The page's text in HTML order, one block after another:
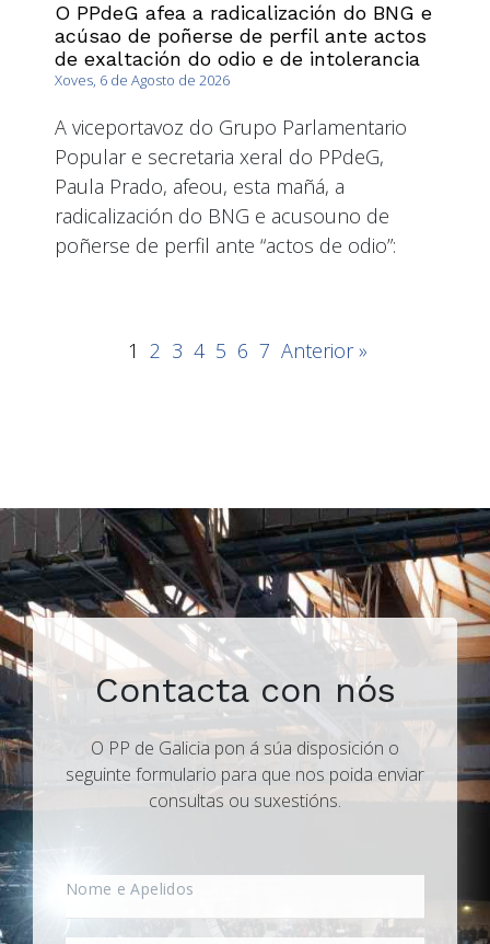
O PPdeG afea a radicalización do BNG e
acúsao de poñerse de perfil ante actos
de exaltación do odio e de intolerancia
Xoves, 6 de Agosto de 2026
A viceportavoz do Grupo Parlamentario
Popular e secretaria xeral do PPdeG,
Paula Prado, afeou, esta mañá, a
radicalización do BNG e acusouno de
poñerse de perfil ante “actos de odio”:
1 2 3 4 5 6 7 Anterior »
Contacta con nós
O PP de Galicia pon á súa disposición o
seguinte formulario para que nos poida enviar
consultas ou suxestións.